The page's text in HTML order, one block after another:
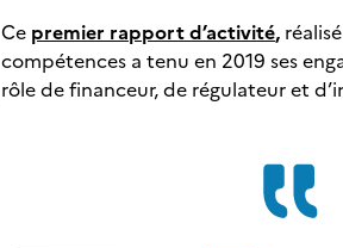
Ce premier rapport d’activité,
compétences a tenu en 2019 ses
rôle de financeur, de régulateur et